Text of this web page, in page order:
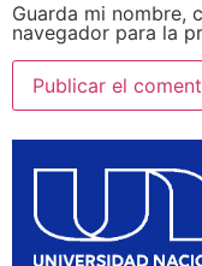
Guarda mi nombre,
navegador para la